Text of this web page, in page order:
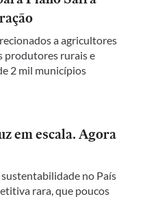
a agricultores
produtores rurais e
2 mil municípios
em escala. Agora
no País
rara, que poucos